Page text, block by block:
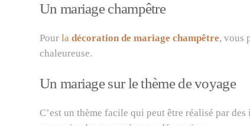
Un mariage champêtre
Pour la décoration de mariage champêtre, vous
chaleureuse.
Un mariage sur le thème de voyage
C’est un thème facile qui peut être réalisé par des